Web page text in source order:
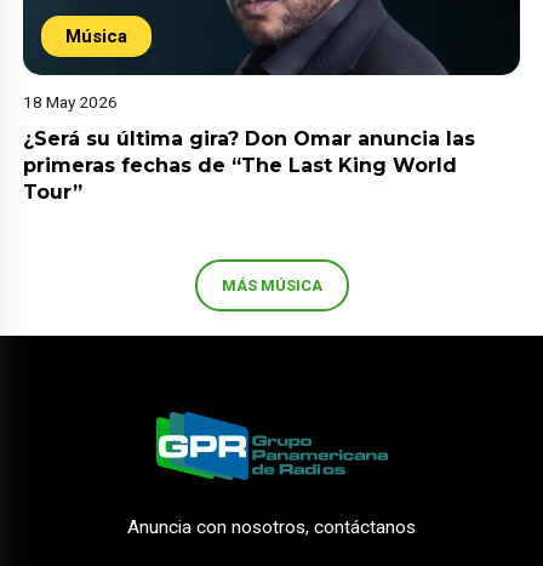
Música
18 May 2026
¿Será su última gira? Don Omar anuncia las
primeras fechas de “The Last King World
Tour”
MÁS MÚSICA
Anuncia con nosotros, contáctanos